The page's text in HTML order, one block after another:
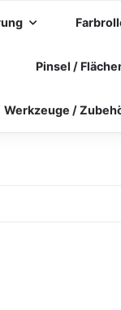
Pinsel /
Werkzeuge /